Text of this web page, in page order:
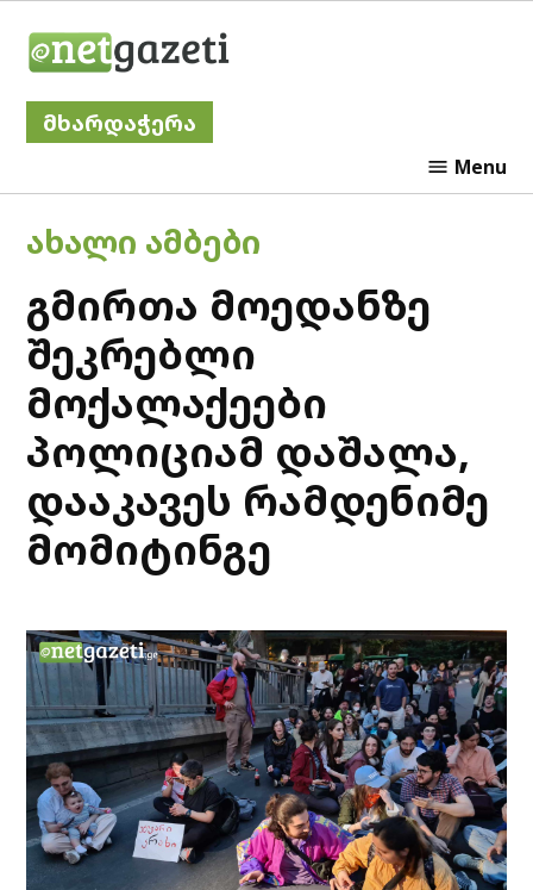
მხარდაჭერა
Menu
POSTED
IN
ᲐᲮᲐᲚᲘ ᲐᲛᲑᲔᲑᲘ
გმირთა მოედანზე
შეკრებლი
მოქალაქეები
პოლიციამ დაშალა,
დააკავეს რამდენიმე
მომიტინგე